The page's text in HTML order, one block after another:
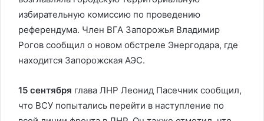
избирательную комиссию по проведению
референдума. Член ВГА Запорожья Владимир
Рогов сообщил о новом обстреле Энергодара, где
находится Запорожская АЭС.
15 сентября глава ЛНР Леонид Пасечник сообщил,
что ВСУ попытались перейти в наступление по